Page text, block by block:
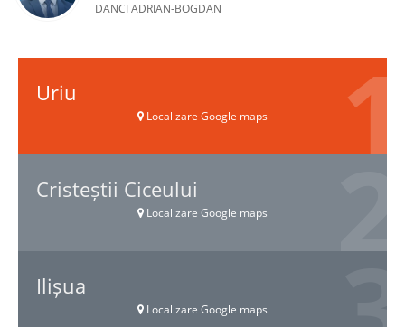
DANCI ADRIAN-BOGDAN
Uriu
Localizare Google maps
Cristeștii Ciceului
Localizare Google maps
Ilișua
Localizare Google maps